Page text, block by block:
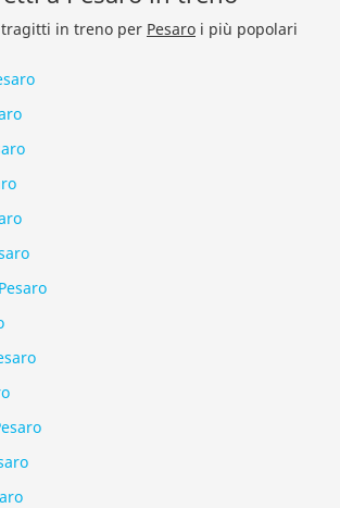
tragitti in treno per Pesaro i più popolari